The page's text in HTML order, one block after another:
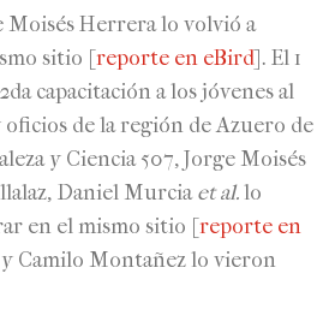
Moisés Herrera lo volvió a
sitio [reporte en eBird]. El 1
capacitación a los jóvenes al
oficios de la región de Azuero de
y Ciencia 507, Jorge Moisés
Daniel Murciaet al.lo
en el mismo sitio [reporte en
Camilo Montañez lo vieron